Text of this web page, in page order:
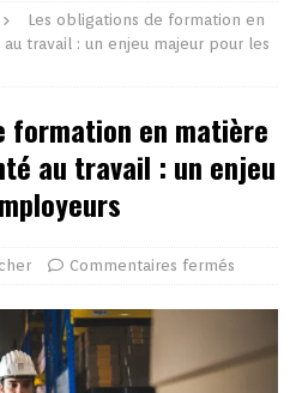
Les obligations de formation en
travail : un enjeu majeur pour les
formation en matière
au travail : un enjeu
Commentaires fermés